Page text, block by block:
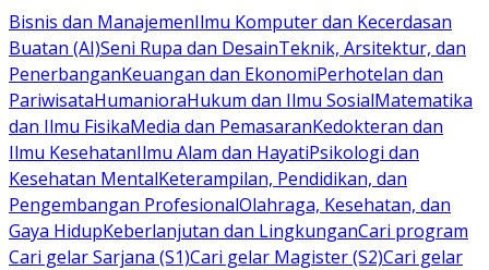
Bisnis dan ManajemenIlmu Komputer dan Kecerdasan
Buatan (AI)Seni Rupa dan DesainTeknik, Arsitektur, dan
PenerbanganKeuangan dan EkonomiPerhotelan dan
PariwisataHumanioraHukum dan Ilmu SosialMatematika
dan Ilmu FisikaMedia dan PemasaranKedokteran dan
Ilmu KesehatanIlmu Alam dan HayatiPsikologi dan
Kesehatan MentalKeterampilan, Pendidikan, dan
Pengembangan ProfesionalOlahraga, Kesehatan, dan
Gaya HidupKeberlanjutan dan LingkunganCari program
Cari gelar Sarjana (S1)Cari gelar Magister (S2)Cari gelar